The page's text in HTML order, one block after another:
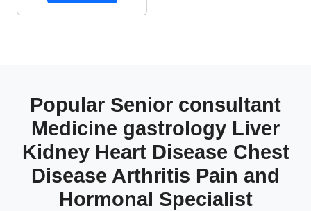
Popular Senior consultant
Medicine gastrology Liver
Kidney Heart Disease Chest
Disease Arthritis Pain and
Hormonal Specialist